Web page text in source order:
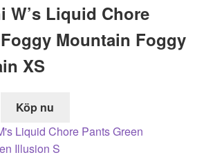
W’s Liquid Chore
Mountain Foggy
XS
Köp nu